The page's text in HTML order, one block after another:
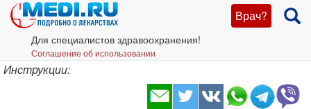
Врач?
Для специалистов здравоохранения!
Соглашение об использовании
Инструкции: